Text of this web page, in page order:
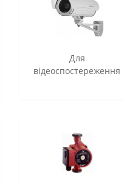
Для
відеоспостереження